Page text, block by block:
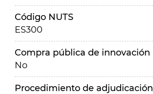
Código NUTS
ES300
Compra pública de innovación
No
Procedimiento de adjudicación